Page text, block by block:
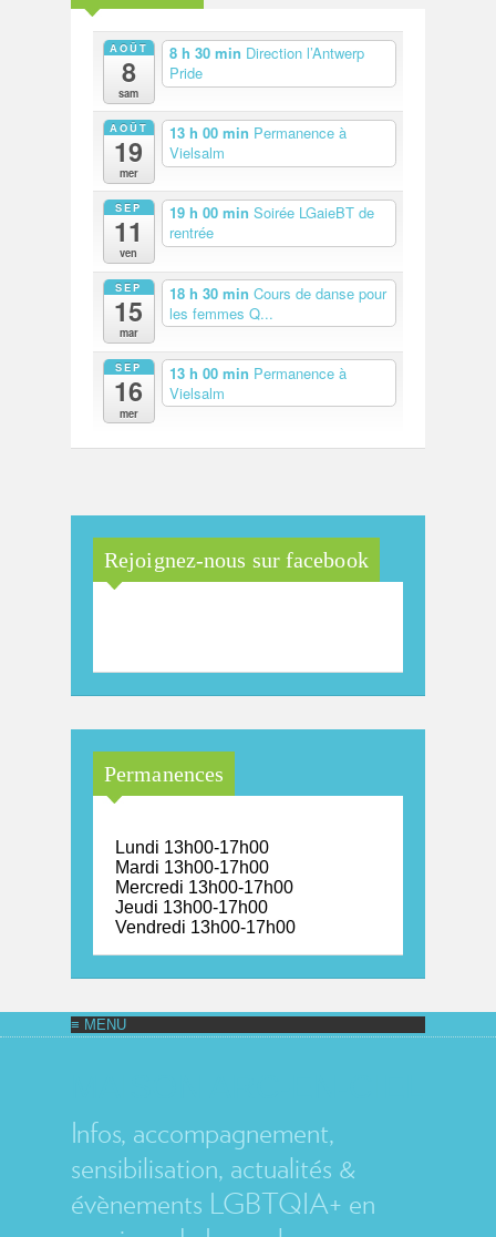
AOÛT
8
sam
8 h 30 min Direction l’Antwerp
Pride
AOÛT
19
mer
13 h 00 min Permanence à
Vielsalm
SEP
11
ven
19 h 00 min Soirée LGaieBT de
rentrée
SEP
15
mar
18 h 30 min Cours de danse pour
les femmes Q...
SEP
16
mer
13 h 00 min Permanence à
Vielsalm
Rejoignez-nous sur facebook
Permanences
Lundi 13h00-17h00
Mardi 13h00-17h00
Mercredi 13h00-17h00
Jeudi 13h00-17h00
Vendredi 13h00-17h00
Infos, accompagnement,
sensibilisation, actualités &
évènements LGBTQIA+ en